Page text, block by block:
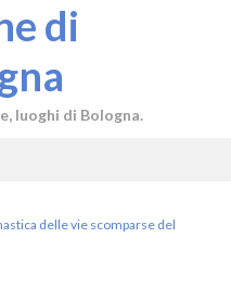
di
luoghi di Bologna.
delle vie scomparse del